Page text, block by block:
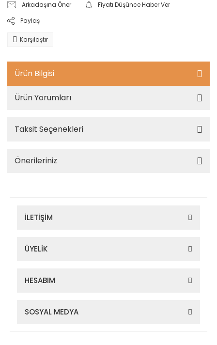
Arkadaşına Öner
Fiyatı Düşünce Haber Ver
Paylaş
Karşılaştır
Ürün Bilgisi
Ürün Yorumları
Taksit Seçenekleri
Önerileriniz
İLETİŞİM
ÜYELİK
HESABIM
SOSYAL MEDYA